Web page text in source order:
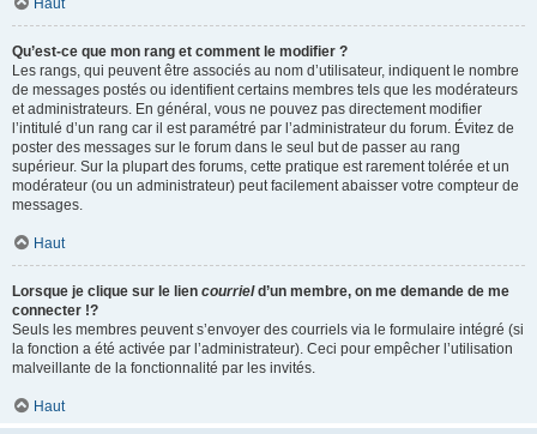
Haut
Qu’est-ce que mon rang et comment le modifier ?
Les rangs, qui peuvent être associés au nom d’utilisateur, indiquent le nombre
de messages postés ou identifient certains membres tels que les modérateurs
et administrateurs. En général, vous ne pouvez pas directement modifier
l’intitulé d’un rang car il est paramétré par l’administrateur du forum. Évitez de
poster des messages sur le forum dans le seul but de passer au rang
supérieur. Sur la plupart des forums, cette pratique est rarement tolérée et un
modérateur (ou un administrateur) peut facilement abaisser votre compteur de
messages.
Haut
Lorsque je clique sur le lien courrield’un membre, on me demande de me
connecter !?
Seuls les membres peuvent s’envoyer des courriels via le formulaire intégré (si
la fonction a été activée par l’administrateur). Ceci pour empêcher l’utilisation
malveillante de la fonctionnalité par les invités.
Haut